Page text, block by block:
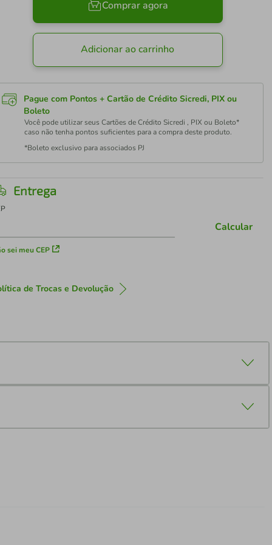
Comprar agora
Adicionar ao carrinho
Pague com Pontos + Cartão de Crédito Sicredi, PIX ou
Boleto
Você pode utilizar seus Cartões de Crédito Sicredi , PIX ou Boleto*
caso não tenha pontos suficientes para a compra deste produto.
*Boleto exclusivo para associados PJ
Entrega
sei meu CEP
Calcular
de Trocas e Devolução